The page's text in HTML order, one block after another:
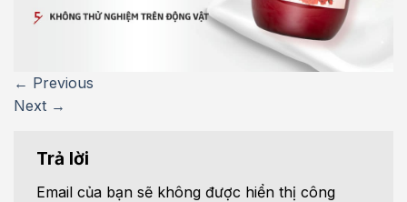
← Previous
Next →
Trả lời
Email của bạn sẽ không được hiển thị công